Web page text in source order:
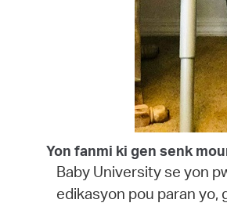
Yon fanmi ki gen senk
Baby University se yon
edikasyon pou paran yo,